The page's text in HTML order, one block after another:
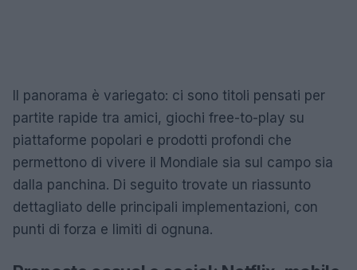
Il panorama è variegato: ci sono titoli pensati per
partite rapide tra amici, giochi free-to-play su
piattaforme popolari e prodotti profondi che
permettono di vivere il Mondiale sia sul campo sia
dalla panchina. Di seguito trovate un riassunto
dettagliato delle principali implementazioni, con
punti di forza e limiti di ognuna.